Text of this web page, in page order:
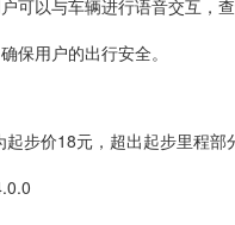
可以与车辆进行语音交互，
保用户的出行安全。
步价18元，超出起步里程部